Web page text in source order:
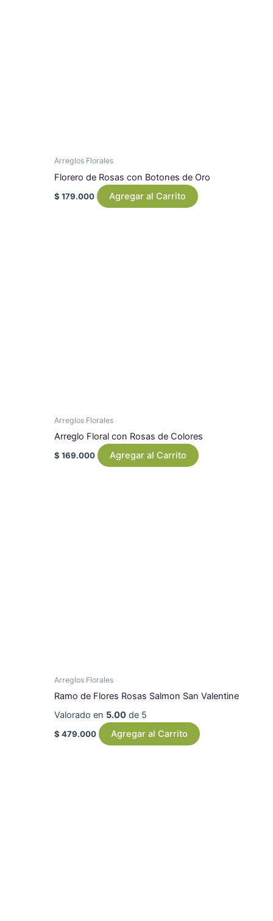
Arreglos Florales
Florero de Rosas con Botones de Oro
$ 179.000 Agregar al Carrito
Arreglos Florales
Arreglo Floral con Rosas de Colores
$ 169.000 Agregar al Carrito
Arreglos Florales
Ramo de Flores Rosas Salmon San Valentine
Valorado en 5.00de 5
$ 479.000 Agregar al Carrito